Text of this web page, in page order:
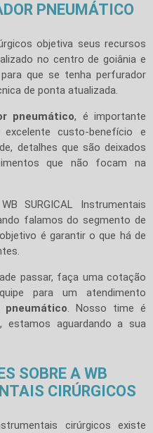
PNEUMÁTICO
objetiva seus recursos
no centro de goiânia e
que se tenha perfurador
de ponta atualizada.
pneumático, é importante
custo-benefício e
detalhes que são deixados
que não focam na
SURGICAL Instrumentais
falamos do segmento de
é garantir o que há de
passar, faça uma cotação
para um atendimento
pneumático. Nosso time é
estamos aguardando a sua
SOBRE A WB
CIRÚRGICOS
cirúrgicos existe